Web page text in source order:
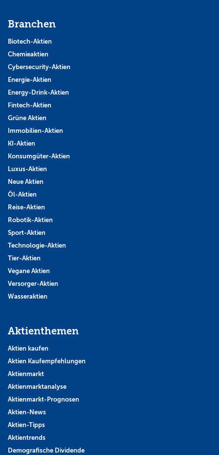
Branchen
Biotech-Aktien
Chemieaktien
Cybersecurity-Aktien
Energie-Aktien
Energy-Drink-Aktien
Fintech-Aktien
Grüne Aktien
Immobilien-Aktien
KI-Aktien
Konsumgüter-Aktien
Luxus-Aktien
Neue Aktien
Öl-Aktien
Reise-Aktien
Robotik-Aktien
Sport-Aktien
Technologie-Aktien
Tier-Aktien
Vegane Aktien
Versorger-Aktien
Wasseraktien
Aktienthemen
Aktien kaufen
Aktien Kaufempfehlungen
Aktienmarkt
Aktienmarktanalyse
Aktienmarkt-Prognosen
Aktien-News
Aktien-Tipps
Aktientrends
Demografische Dividende